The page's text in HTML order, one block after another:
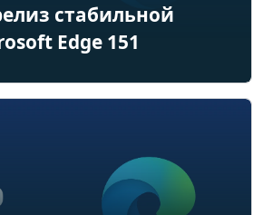
стабильной
Edge 151